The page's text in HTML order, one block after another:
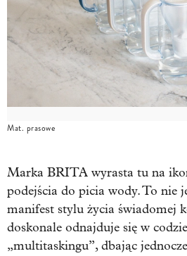
Mat. prasowe
Marka BRITA wyrasta tu na
podejścia do picia wody. To nie
manifest stylu życia świadomej
doskonale odnajduje się w
„multitaskingu”, dbając